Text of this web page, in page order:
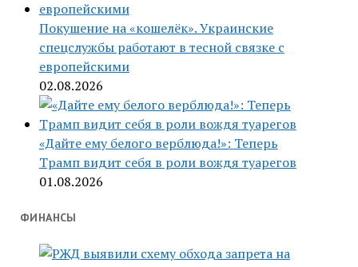
Покушение на «кошелёк». Украинские
спецслужбы работают в тесной связке с
европейскими
02.08.2026
«Дайте ему белого верблюда!»: Теперь
Трамп видит себя в роли вождя туарегов
01.08.2026
ФИНАНСЫ